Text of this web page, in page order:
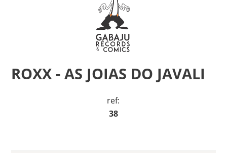
ROXX - AS JOIAS DO JAVALI
ref:
38